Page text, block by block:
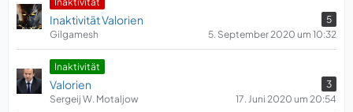
Inaktivität Valorien
5
Gilgamesh
5. September 2020 um 10:32
​Inaktivität
Valorien
3
Sergeij W. Motaljow
17. Juni 2020 um 20:54